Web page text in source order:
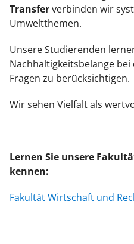
Transferverbinden wir
Umweltthemen.
Unsere Studierenden
Nachhaltigkeitsbelange
Fragen zu berücksichtigen.
Wir sehen Vielfalt als
Lernen Sie unsere
kennen:
Fakultät Wirtschaft und